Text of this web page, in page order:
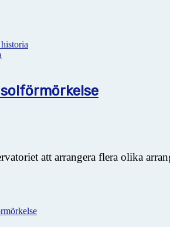
att arrangera flera olika